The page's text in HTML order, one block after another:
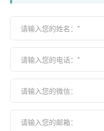
请输入您的姓名：*
请输入您的电话：*
请输入您的微信：
请输入您的邮箱：